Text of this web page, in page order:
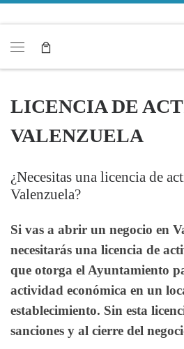
LICENCIA DE
VALENZUELA
¿Necesitas una licencia de
Valenzuela?
Si vas a abrir un negocio en
necesitarás una licencia de
que otorga el Ayuntamiento
actividad económica en un
establecimiento. Sin esta
sanciones y al cierre del